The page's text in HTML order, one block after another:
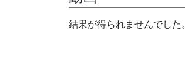
結果が得られませんでした。